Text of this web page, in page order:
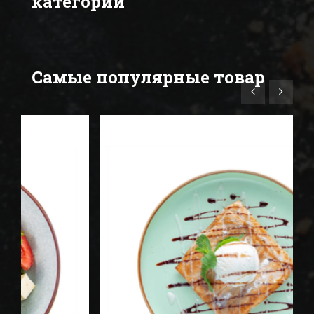
Самые популярные товар